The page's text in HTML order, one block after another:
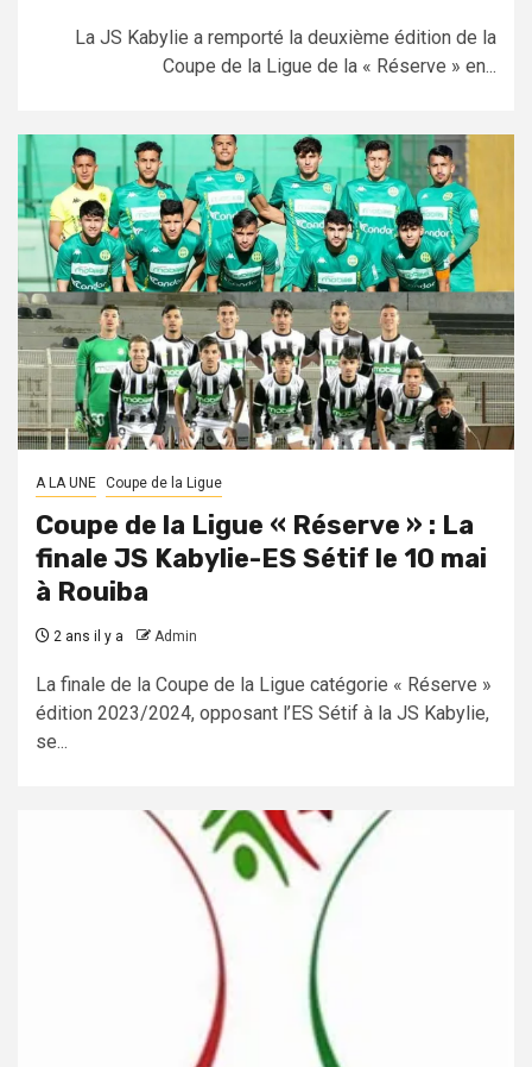
La JS Kabylie a remporté la deuxième édition de la
Coupe de la Ligue de la « Réserve » en...
A LA UNE Coupe de la Ligue
Coupe de la Ligue « Réserve » : La
finale JS Kabylie-ES Sétif le 10 mai
à Rouiba
2 ans il y a Admin
La finale de la Coupe de la Ligue catégorie « Réserve »
édition 2023/2024, opposant l’ES Sétif à la JS Kabylie,
se...